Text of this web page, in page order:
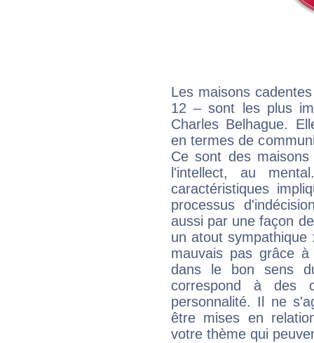
Les maisons
12 – sont les plus
Charles Belhague.
en termes de
Ce sont des
l'intellect, au
caractéristiques
processus
aussi par une façon
un atout
mauvais pas grâce
dans le bon sens
correspond à des
personnalité. Il ne
être mises en
votre thème qui